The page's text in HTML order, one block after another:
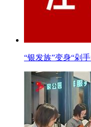
“银发族”变身“剁